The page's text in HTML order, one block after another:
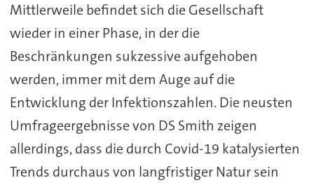
Mittlerweile befindet sich die Gesellschaft
wieder in einer Phase, in der die
Beschränkungen sukzessive aufgehoben
werden, immer mit dem Auge auf die
Entwicklung der Infektionszahlen. Die neusten
Umfrageergebnisse von DS Smith zeigen
allerdings, dass die durch Covid-19 katalysierten
Trends durchaus von langfristiger Natur sein